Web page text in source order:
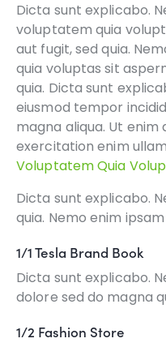
Dicta sunt explicabo.
voluptatem quia
aut fugit, sed quia.
quia voluptas sit
quia. Dicta sunt
eiusmod tempor
magna aliqua. Ut enim
exercitation enim
Voluptatem Quia
Dicta sunt explicabo.
quia. Nemo enim
1/1 Tesla Brand Book
Dicta sunt explicabo.
dolore sed do magna
1/2 Fashion Store